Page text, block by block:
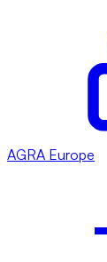
AGRA Europe